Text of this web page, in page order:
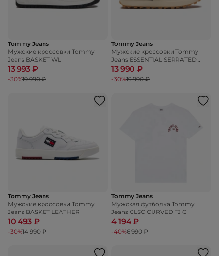
Tommy Jeans
Мужские кроссовки Tommy
Jeans BASKET WL
13 993 ₽
-30%19 990 ₽
Tommy Jeans
Мужские кроссовки Tommy
Jeans ESSENTIAL SERRATED
OUTSOLE RUNNING TRAINERS
13 990 ₽
-30%19 990 ₽
Tommy Jeans
Мужские кроссовки Tommy
Jeans BASKET LEATHER
10 493 ₽
-30%14 990 ₽
Tommy Jeans
Мужская футболка Tommy
Jeans CLSC CURVED TJ C
4 194 ₽
-40%6 990 ₽